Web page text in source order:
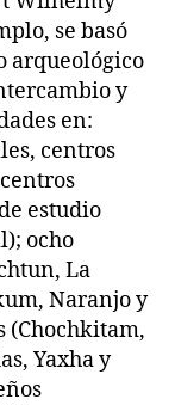
se basó
arqueológico
y
en:
centros
estudio
ocho
La
Naranjo y
(Chochkitam,
Yaxha y